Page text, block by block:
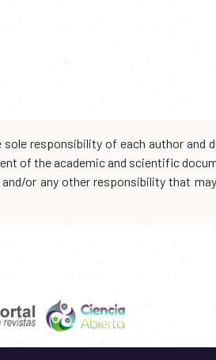
responsibility of each author
of the academic and scientific
or any other responsibility that